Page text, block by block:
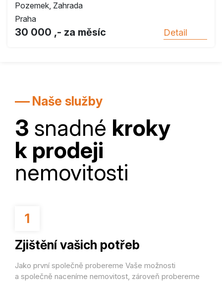
Pozemek, Zahrada
Praha
30 000 ,- za měsíc Detail
Naše služby
3 snadné kroky
k prodeji
nemovitosti
1
Zjištění vašich potřeb
Jako první společně probereme Vaše možnosti
a společně naceníme nemovitost, zároveň probereme